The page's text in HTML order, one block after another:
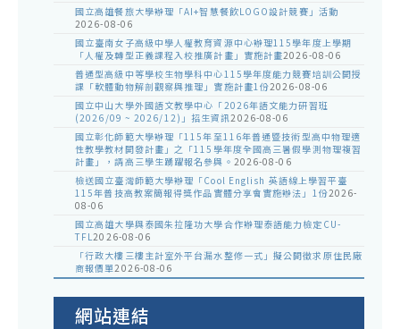
國立高雄餐旅大學辦理「AI+智慧餐飲LOGO設計競賽」活動
2026-08-06
國立臺南女子高級中學人權教育資源中心辦理115學年度上學期
「人權及轉型正義課程入校推廣計畫」實施計畫2026-08-06
普通型高級中等學校生物學科中心115學年度能力競賽培訓公開授
課「軟體動物解剖觀察與推理」實施計畫1份2026-08-06
國立中山大學外國語文教學中心「2026年語文能力研習班
(2026/09 ~ 2026/12)」招生資訊2026-08-06
國立彰化師範大學辦理「115年至116年普通暨技術型高中物理適
性教學教材開發計畫」之「115學年度全國高三暑假學測物理複習
計畫」，請高三學生踴躍報名參與。 2026-08-06
檢送國立臺灣師範大學辦理「Cool English 英語線上學習平臺
115年普技高教案簡報得獎作品實體分享會實施辦法」1份2026-
08-06
國立高雄大學與泰國朱拉隆功大學合作辦理泰語能力檢定CU-
TFL2026-08-06
「行政大樓三樓主計室外平台漏水整修一式」擬公開徵求原住民廠
商報價單2026-08-06
網站連結